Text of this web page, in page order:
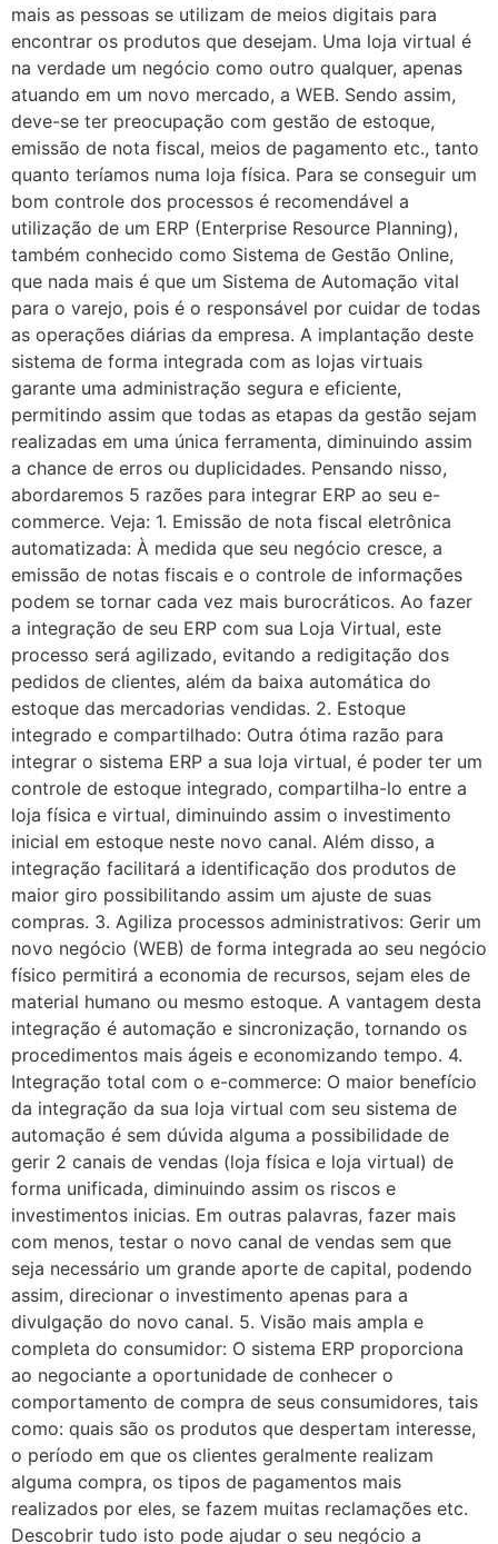
mais as pessoas se utilizam de meios digitais para
encontrar os produtos que desejam. Uma loja virtual é
na verdade um negócio como outro qualquer, apenas
atuando em um novo mercado, a WEB. Sendo assim,
deve-se ter preocupação com gestão de estoque,
emissão de nota fiscal, meios de pagamento etc., tanto
quanto teríamos numa loja física. Para se conseguir um
bom controle dos processos é recomendável a
utilização de um ERP (Enterprise Resource Planning),
também conhecido como Sistema de Gestão Online,
que nada mais é que um Sistema de Automação vital
para o varejo, pois é o responsável por cuidar de todas
as operações diárias da empresa. A implantação deste
sistema de forma integrada com as lojas virtuais
garante uma administração segura e eficiente,
permitindo assim que todas as etapas da gestão sejam
realizadas em uma única ferramenta, diminuindo assim
a chance de erros ou duplicidades. Pensando nisso,
abordaremos 5 razões para integrar ERP ao seu e-
commerce. Veja: 1. Emissão de nota fiscal eletrônica
automatizada: À medida que seu negócio cresce, a
emissão de notas fiscais e o controle de informações
podem se tornar cada vez mais burocráticos. Ao fazer
a integração de seu ERP com sua Loja Virtual, este
processo será agilizado, evitando a redigitação dos
pedidos de clientes, além da baixa automática do
estoque das mercadorias vendidas. 2. Estoque
integrado e compartilhado: Outra ótima razão para
integrar o sistema ERP a sua loja virtual, é poder ter um
controle de estoque integrado, compartilha-lo entre a
loja física e virtual, diminuindo assim o investimento
inicial em estoque neste novo canal. Além disso, a
integração facilitará a identificação dos produtos de
maior giro possibilitando assim um ajuste de suas
compras. 3. Agiliza processos administrativos: Gerir um
novo negócio (WEB) de forma integrada ao seu negócio
físico permitirá a economia de recursos, sejam eles de
material humano ou mesmo estoque. A vantagem desta
integração é automação e sincronização, tornando os
procedimentos mais ágeis e economizando tempo. 4.
Integração total com o e-commerce: O maior benefício
da integração da sua loja virtual com seu sistema de
automação é sem dúvida alguma a possibilidade de
gerir 2 canais de vendas (loja física e loja virtual) de
forma unificada, diminuindo assim os riscos e
investimentos inicias. Em outras palavras, fazer mais
com menos, testar o novo canal de vendas sem que
seja necessário um grande aporte de capital, podendo
assim, direcionar o investimento apenas para a
divulgação do novo canal. 5. Visão mais ampla e
completa do consumidor: O sistema ERP proporciona
ao negociante a oportunidade de conhecer o
comportamento de compra de seus consumidores, tais
como: quais são os produtos que despertam interesse,
o período em que os clientes geralmente realizam
alguma compra, os tipos de pagamentos mais
realizados por eles, se fazem muitas reclamações etc.
Descobrir tudo isto pode ajudar o seu negócio a